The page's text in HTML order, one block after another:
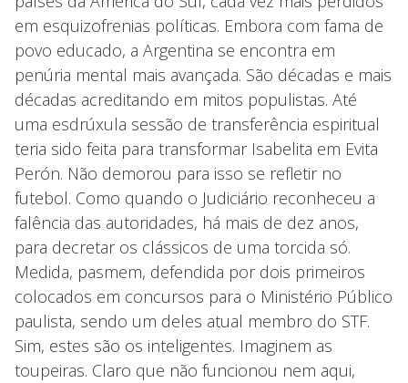
em esquizofrenias políticas. Embora com fama de
povo educado, a Argentina se encontra em
penúria mental mais avançada. São décadas e mais
décadas acreditando em mitos populistas. Até
uma esdrúxula sessão de transferência espiritual
teria sido feita para transformar Isabelita em Evita
Perón. Não demorou para isso se refletir no
futebol. Como quando o Judiciário reconheceu a
falência das autoridades, há mais de dez anos,
para decretar os clássicos de uma torcida só.
Medida, pasmem, defendida por dois primeiros
colocados em concursos para o Ministério Público
paulista, sendo um deles atual membro do STF.
Sim, estes são os inteligentes. Imaginem as
toupeiras. Claro que não funcionou nem aqui,